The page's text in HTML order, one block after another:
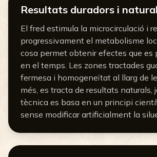
Resultats duradors i
El fred estimula la microcirculació i
progressivament el metabolisme
cosa permet obtenir efectes que es
en el temps. Les zones tractades
fermesa i homogeneïtat al llarg de
més, es tracta de resultats naturals,
tècnica es basa en un principi
sense modificar artificialment la